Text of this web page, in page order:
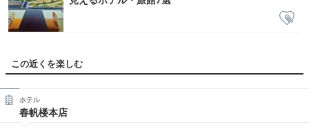
この近くを楽しむ
ホテル
春帆楼本店